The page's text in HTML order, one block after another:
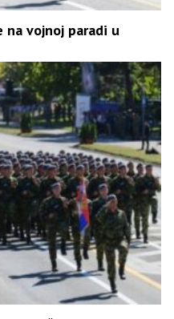
na vojnoj paradi u